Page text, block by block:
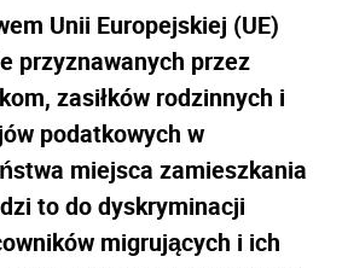
Unii Europejskiej (UE)
przyznawanych przez
zasiłków rodzinnych i
podatkowych w
miejsca zamieszkania
to do dyskryminacji
migrujących i ich